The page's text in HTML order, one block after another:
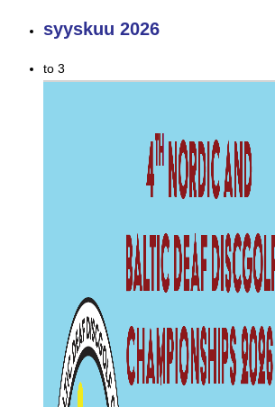
syyskuu 2026
to 3